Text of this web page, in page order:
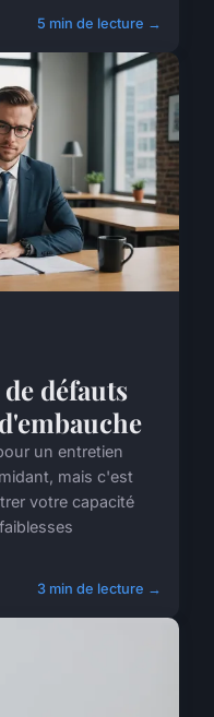
5 min de lecture →
défauts
un entretien
mais c'est
votre capacité
3 min de lecture →